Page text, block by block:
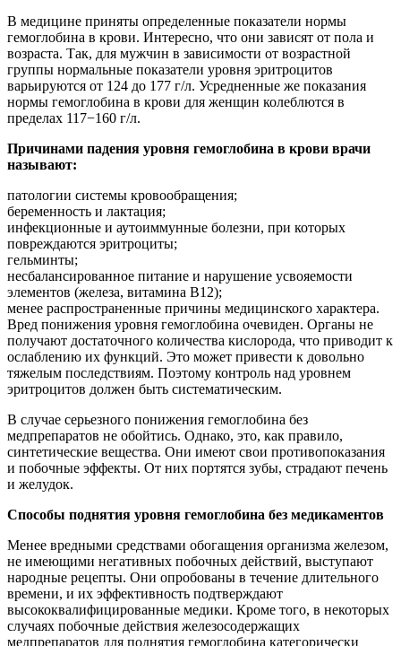
В медицине приняты определенные показатели нормы
гемоглобина в крови. Интересно, что они зависят от пола и
возраста. Так, для мужчин в зависимости от возрастной
группы нормальные показатели уровня эритроцитов
варьируются от 124 до 177 г/л. Усредненные же показания
нормы гемоглобина в крови для женщин колеблются в
пределах 117−160 г/л.
Причинами падения уровня гемоглобина в крови врачи
называют:
патологии системы кровообращения;
беременность и лактация;
инфекционные и аутоиммунные болезни, при которых
повреждаются эритроциты;
гельминты;
несбалансированное питание и нарушение усвояемости
элементов (железа, витамина В12);
менее распространенные причины медицинского характера.
Вред понижения уровня гемоглобина очевиден. Органы не
получают достаточного количества кислорода, что приводит к
ослаблению их функций. Это может привести к довольно
тяжелым последствиям. Поэтому контроль над уровнем
эритроцитов должен быть систематическим.
В случае серьезного понижения гемоглобина без
медпрепаратов не обойтись. Однако, это, как правило,
синтетические вещества. Они имеют свои противопоказания
и побочные эффекты. От них портятся зубы, страдают печень
и желудок.
Способы поднятия уровня гемоглобина без медикаментов
Менее вредными средствами обогащения организма железом,
не имеющими негативных побочных действий, выступают
народные рецепты. Они опробованы в течение длительного
времени, и их эффективность подтверждают
высококвалифицированные медики. Кроме того, в некоторых
случаях побочные действия железосодержащих
медпрепаратов для поднятия гемоглобина категорически